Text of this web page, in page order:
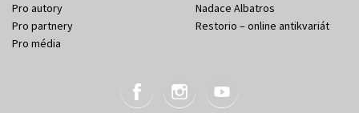
Pro autory
Pro partnery
Pro média
Nadace Albatros
Restorio – online antikvariát